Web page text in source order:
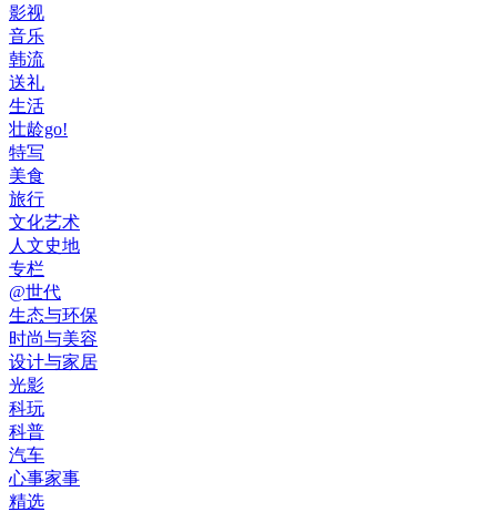
影视
音乐
韩流
送礼
生活
壮龄go!
特写
美食
旅行
文化艺术
人文史地
专栏
@世代
生态与环保
时尚与美容
设计与家居
光影
科玩
科普
汽车
心事家事
精选